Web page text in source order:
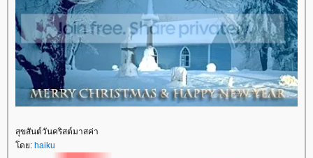
สุขสันต์วันคริสต์มาสค่า
โดย: haiku